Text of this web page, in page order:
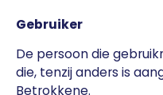
Gebruiker
De persoon die
die, tenzij anders is
Betrokkene.